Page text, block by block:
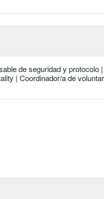
de seguridad y protocolo
| Coordinador/a de